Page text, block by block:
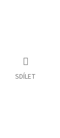
SDÍLET